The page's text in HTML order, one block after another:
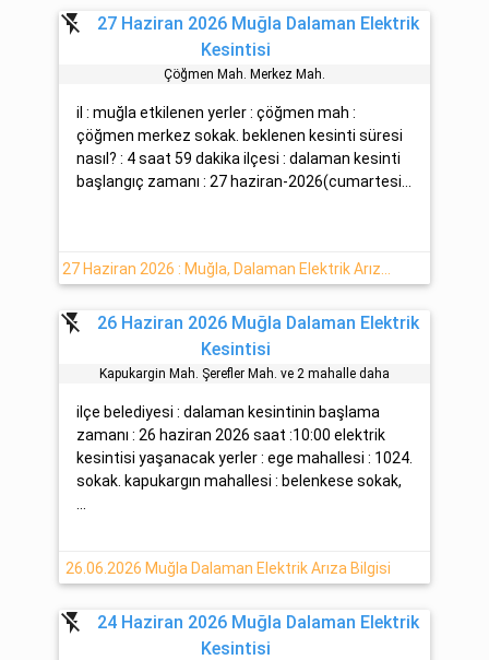
flash_off
27 Haziran 2026 Muğla Dalaman Elektrik
Kesintisi
Çöğmen Mah. Merkez Mah.
il : muğla etkilenen yerler : çöğmen mah :
çöğmen merkez sokak. beklenen kesinti süresi
nasıl? : 4 saat 59 dakika ilçesi : dalaman kesinti
başlangıç zamanı : 27 haziran-2026(cumartesi...
flash_off
26 Haziran 2026 Muğla Dalaman Elektrik
Kesintisi
Kapukargin Mah. Şerefler Mah. ve 2 mahalle daha
ilçe belediyesi : dalaman kesintinin başlama
zamanı : 26 haziran 2026 saat :10:00 elektrik
kesintisi yaşanacak yerler : ege mahallesi : 1024.
sokak. kapukargın mahallesi : belenkese sokak,
26.06.2026 Muğla Dalaman Elektrik Arıza Bilgisi
flash_off
24 Haziran 2026 Muğla Dalaman Elektrik
Kesintisi